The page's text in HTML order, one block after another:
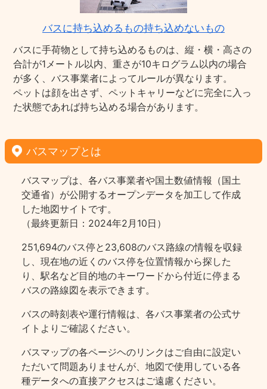
バスに持ち込めるもの持ち込めないもの
バスに手荷物として持ち込めるものは、縦・横・高さの
合計が1メートル以内、重さが10キログラム以内の場合
が多く、バス事業者によってルールが異なります。
ペットは顔を出さず、ペットキャリーなどに完全に入っ
た状態であれば持ち込める場合があります。
バスマップとは
バスマップは、各バス事業者や国土数値情報（国土
交通省）が公開するオープンデータを加工して作成
した地図サイトです。
（最終更新日：2024年2月10日）
251,694のバス停と23,608のバス路線の情報を収録
し、現在地の近くのバス停を位置情報から探した
り、駅名など目的地のキーワードから付近に停まる
バスの路線図を表示できます。
バスの時刻表や運行情報は、各バス事業者の公式サ
イトよりご確認ください。
バスマップの各ページヘのリンクはご自由に設定い
ただいて問題ありませんが、地図で使用している各
種データへの直接アクセスはご遠慮ください。